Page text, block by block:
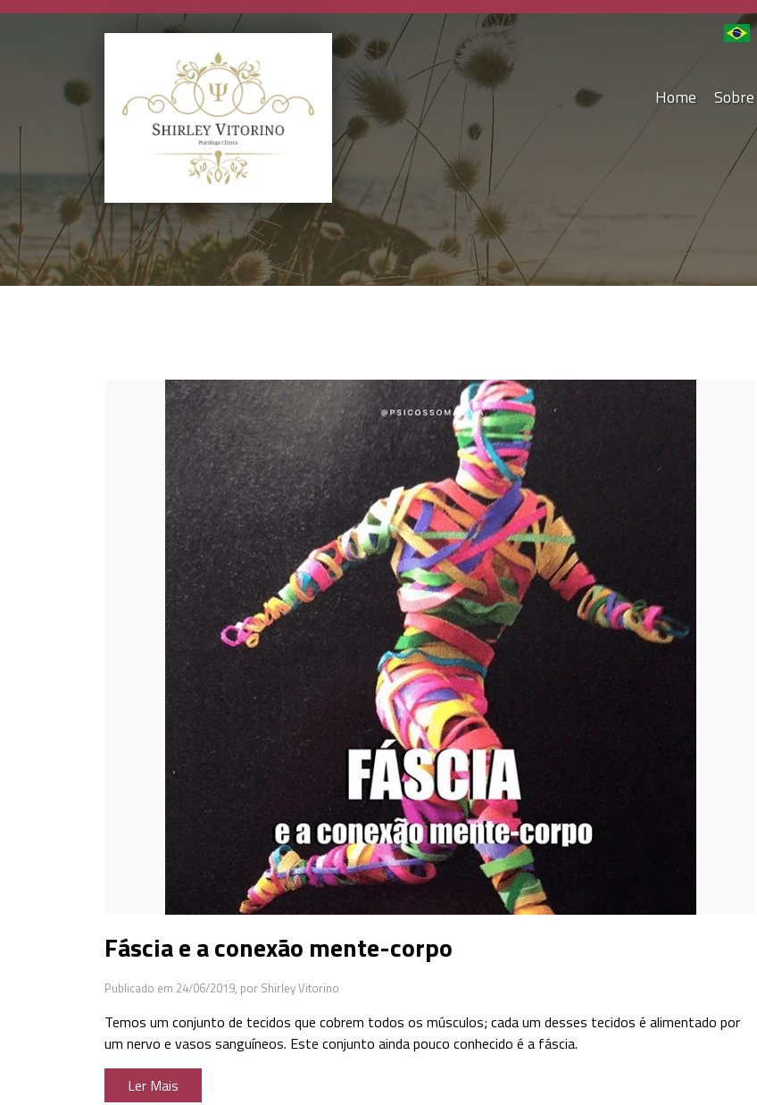
Home Sobre
Fáscia e a conexão mente-corpo
Publicado em 24/06/2019, por Shirley Vitorino
Temos um conjunto de tecidos que cobrem todos os músculos; cada um desses tecidos é alimentado por
um nervo e vasos sanguíneos. Este conjunto ainda pouco conhecido é a fáscia.
Ler Mais